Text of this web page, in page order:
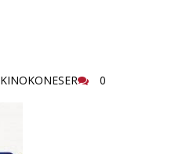
KINOKONESER 0